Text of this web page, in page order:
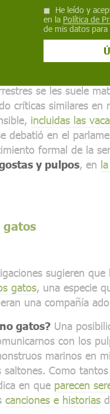
hasta el
para una
de la
vías visuales
dolor
se les suele
críticas similares en
incluidas las
debatió en el
formal de la
y pulpos, en
gatos
sugieren
gatos, una especie
una compañía
gatos? Una
con los
marinos en
Como
en que parecen
canciones e historias
He leído y
en la Política de
de mis datos para